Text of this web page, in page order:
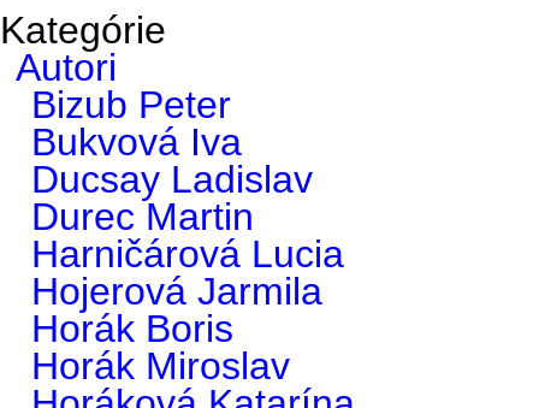
Kategórie
Autori
Bizub Peter
Bukvová Iva
Ducsay Ladislav
Durec Martin
Harničárová Lucia
Hojerová Jarmila
Horák Boris
Horák Miroslav